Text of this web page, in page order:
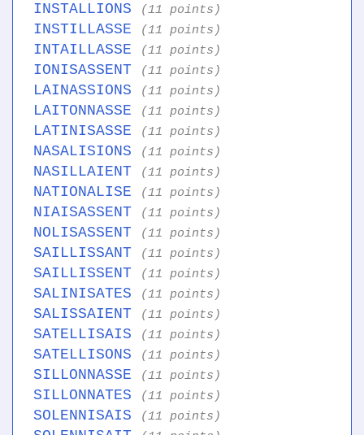
INSTALLIONS (11 points)
INSTILLASSE (11 points)
INTAILLASSE (11 points)
IONISASSENT (11 points)
LAINASSIONS (11 points)
LAITONNASSE (11 points)
LATINISASSE (11 points)
NASALISIONS (11 points)
NASILLAIENT (11 points)
NATIONALISE (11 points)
NIAISASSENT (11 points)
NOLISASSENT (11 points)
SAILLISSANT (11 points)
SAILLISSENT (11 points)
SALINISATES (11 points)
SALISSAIENT (11 points)
SATELLISAIS (11 points)
SATELLISONS (11 points)
SILLONNASSE (11 points)
SILLONNATES (11 points)
SOLENNISAIS (11 points)